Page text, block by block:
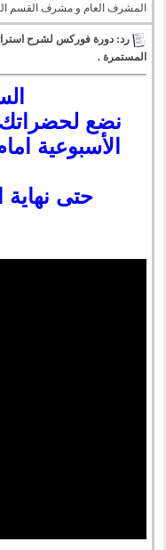
المشرف العام و مشرف القسم
رد: دورة فوركس لشرح
المستمرة .
نضع
الأسبوعية
حتى نهاية